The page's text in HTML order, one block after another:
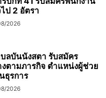
ป 2 อัตรา
2026
ลบันนังสตา รับสมัคร
ตามภารกิจ ตำแหน่งผู้ช่วย
ธุรการ
2026